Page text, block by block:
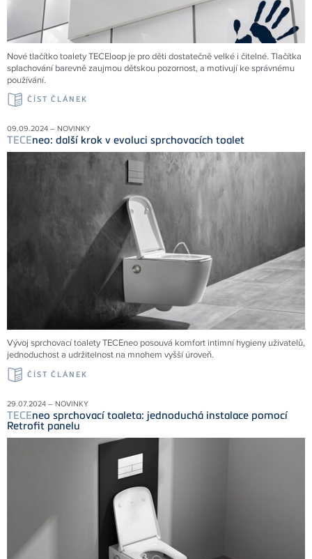
Nové tlačítko toalety TECEloop je pro děti dostatečně velké i čitelné. Tlačítka
splachování barevně zaujmou dětskou pozornost, a motivují ke správnému
používání.
ČÍST ČLÁNEK
09.09.2024 – NOVINKY
TECEneo: další krok v evoluci sprchovacích toalet
Vývoj sprchovací toalety TECEneo posouvá komfort intimní hygieny uživatelů,
jednoduchost a udržitelnost na mnohem vyšší úroveň.
ČÍST ČLÁNEK
29.07.2024 – NOVINKY
TECEneo sprchovací toaleta: jednoduchá instalace pomocí
Retrofit panelu